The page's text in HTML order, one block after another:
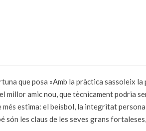
que posa «Amb la pràctica sassoleix
millor amic nou, que tècnicament podria
estima: el beisbol, la integritat
són les claus de les seves grans